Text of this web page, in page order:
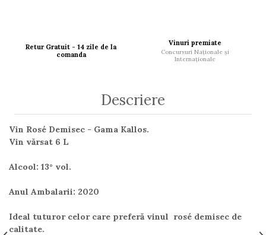
Retur Gratuit - 14 zile de la
comanda
Vinuri premiate
Concursuri Naționale și
Internaționale
Descriere
Vin Rosé Demisec - Gama Kallos.
Vin vărsat 6 L
Alcool: 13° vol.
Anul Ambalarii: 2020
Ideal tuturor celor care preferă vinul rosé demisec de
calitate.